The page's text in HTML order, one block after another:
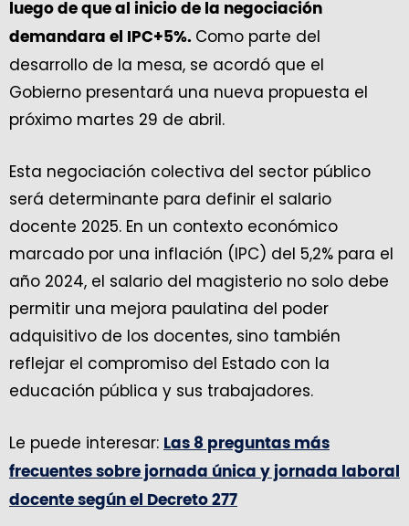
luego de que al inicio de la negociación
demandara el IPC+5%. Como parte del
desarrollo de la mesa, se acordó que el
Gobierno presentará una nueva propuesta el
próximo martes 29 de abril.
Esta negociación colectiva del sector público
será determinante para definir el salario
docente 2025. En un contexto económico
marcado por una inflación (IPC) del 5,2% para el
año 2024, el salario del magisterio no solo debe
permitir una mejora paulatina del poder
adquisitivo de los docentes, sino también
reflejar el compromiso del Estado con la
educación pública y sus trabajadores.
Le puede interesar: Las 8 preguntas más
frecuentes sobre jornada única y jornada laboral
docente según el Decreto 277